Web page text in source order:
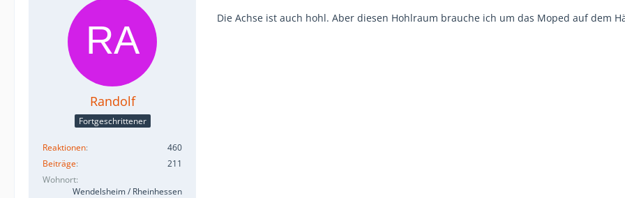
Randolf
Fortgeschrittener
Reaktionen
460
Beiträge
211
Wohnort
Wendelsheim / Rheinhessen
Die Achse ist auch hohl. Aber diesen Hohlraum brauche ich um das Moped auf dem